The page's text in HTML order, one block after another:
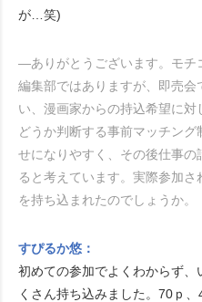
が…笑)
―ありがとうございます。モチ
編集部ではありますが、即売
い、漫画家からの持込希望に
どうか判断する事前マッチン
せになりやすく、その後仕事
ると考えています。実際参加
を持ち込まれたのでしょうか。
すぴるか悠：
初めての参加でよくわからず
くさん持ち込みました。70ｐ